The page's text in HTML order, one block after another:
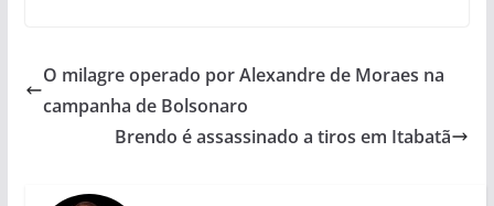
O milagre operado por Alexandre de Moraes na
campanha de Bolsonaro
Brendo é assassinado a tiros em Itabatã